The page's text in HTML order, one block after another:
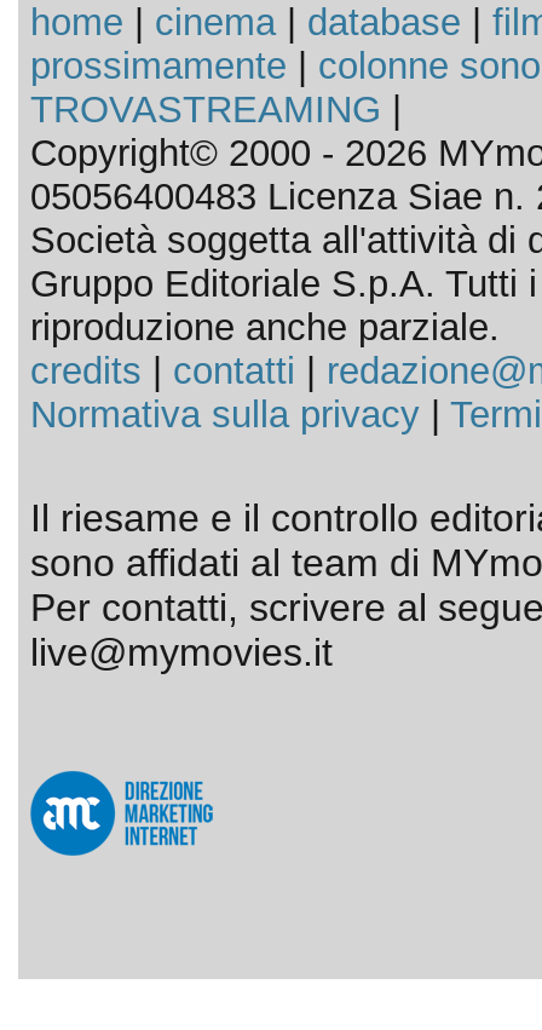
home cinema| database
prossimamente
colonne
TROVASTREAMING
Copyright© 2000 - 2026
05056400483 Licenza Siae n.
Società soggetta all'attività di
Gruppo Editoriale S.p.A. Tutti
riproduzione anche parziale.
credits
contatti
Normativa sulla privacy|
Il riesame e il controllo
sono affidati al team di
Per contatti, scrivere al
live@mymovies.it